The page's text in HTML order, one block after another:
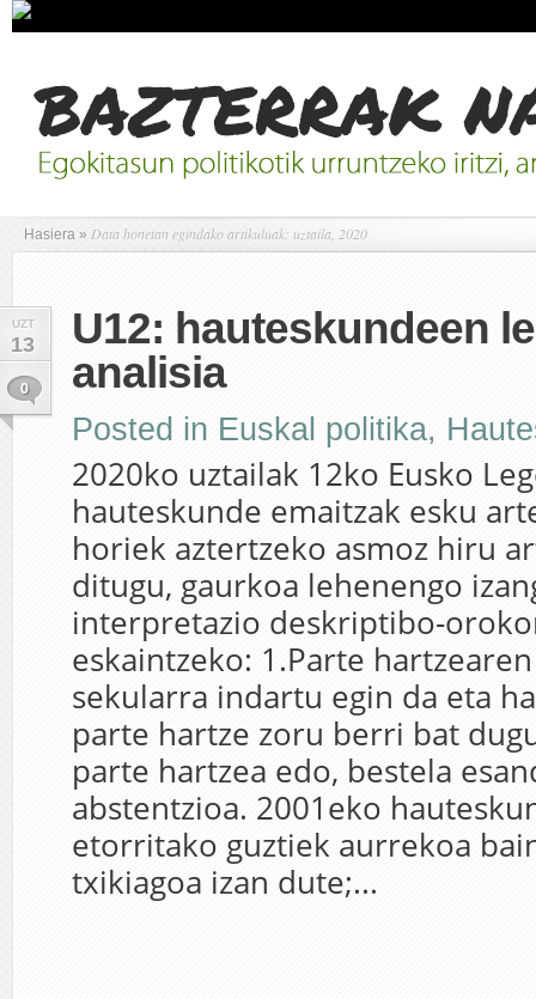
Hasiera » Data honetan egindako artikuluak: uztaila, 2020
UZT
13
0
U12: hauteskundeen
analisia
Posted in Euskal politika,
2020ko uztailak 12ko Eusko
hauteskunde emaitzak esku
horiek aztertzeko asmoz hiru
ditugu, gaurkoa lehenengo
interpretazio deskriptibo-
eskaintzeko: 1.Parte
sekularra indartu egin da eta
parte hartze zoru berri bat
parte hartzea edo, bestela
abstentzioa. 2001eko
etorritako guztiek aurrekoa
txikiagoa izan dute;...